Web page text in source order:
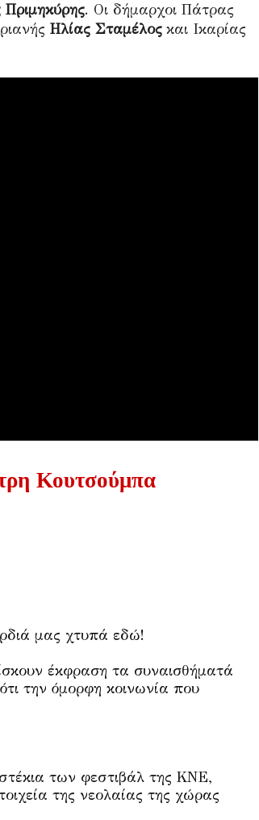
Πριμηκύρης. Οι δήμαρχοι Πάτρας
Ηλίας Σταμέλος και Ικαρίας
Κουτσούμπα
μας χτυπά εδώ!
έκφραση τα συναισθήματά
την όμορφη κοινωνία που
των φεστιβάλ της ΚΝΕ,
της νεολαίας της χώρας